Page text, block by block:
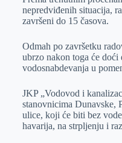
nepredviđenih situacija,
završeni do 15 časova.
Odmah po završetku
ubrzo nakon toga će doći
vodosnabdevanja u
JKP „Vodovod i
stanovnicima Dunavske,
ulice, koji će biti bez
havarija, na strpljenju i